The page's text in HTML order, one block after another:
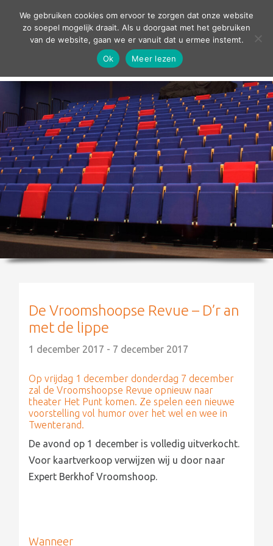
contact
agenda
theater
sport
grand café
zakelijk
over ons
De Vroomshoopse Revue – D’r an
met de lippe
1 december 2017 - 7 december 2017
Op vrijdag 1 december donderdag 7 december
zal de Vroomshoopse Revue opnieuw naar
theater Het Punt komen. Ze spelen een nieuwe
voorstelling vol humor over het wel en wee in
Twenterand.
De avond op 1 december is volledig uitverkocht.
Voor kaartverkoop verwijzen wij u door naar
Expert Berkhof Vroomshoop.
Wanneer
We gebruiken cookies om ervoor te zorgen dat onze website
zo soepel mogelijk draait. Als u doorgaat met het gebruiken
van de website, gaan we er vanuit dat u ermee instemt.
Ok
Meer lezen